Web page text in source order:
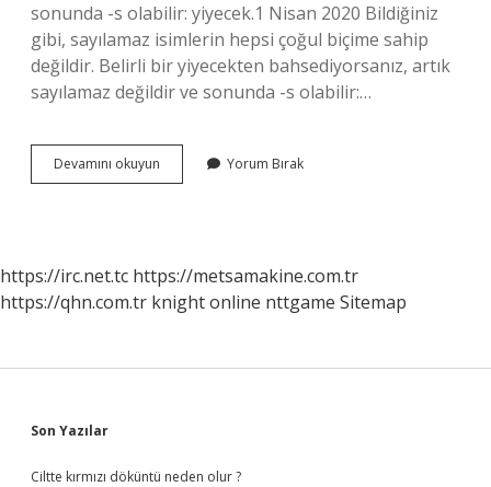
sonunda -s olabilir: yiyecek.1 Nisan 2020 Bildiğiniz
gibi, sayılamaz isimlerin hepsi çoğul biçime sahip
değildir. Belirli bir yiyecekten bahsediyorsanız, artık
sayılamaz değildir ve sonunda -s olabilir:…
Devamını okuyun
Countable
Yorum Bırak
https://irc.net.tc https://metsamakine.com.tr
https://qhn.com.tr knight online nttgame Sitemap
Sidebar
Son Yazılar
Ciltte kırmızı döküntü neden olur ?